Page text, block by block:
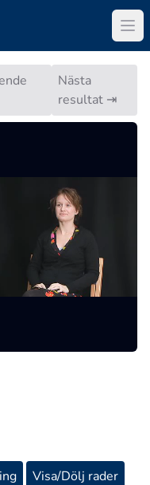
Nästa
resultat ⇥
Visa/Dölj rader